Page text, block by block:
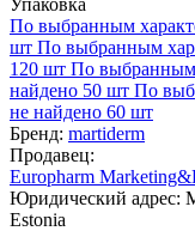
По выбранным
шт По выбранным
120 шт По выбранным
найдено 50 шт По
не найдено 60 шт
Бренд: martiderm
Продавец:
Europharm
Юридический адрес:
Estonia